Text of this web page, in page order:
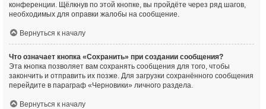
конференции. Щёлкнув по этой кнопке, вы пройдёте через ряд шагов,
необходимых для оправки жалобы на сообщение.
Вернуться к началу
Что означает кнопка «Сохранить» при создании сообщения?
Эта кнопка позволяет вам сохранять сообщения для того, чтобы
закончить и отправить их позже. Для загрузки сохранённого сообщения
перейдите в параграф «Черновики» личного раздела.
Вернуться к началу